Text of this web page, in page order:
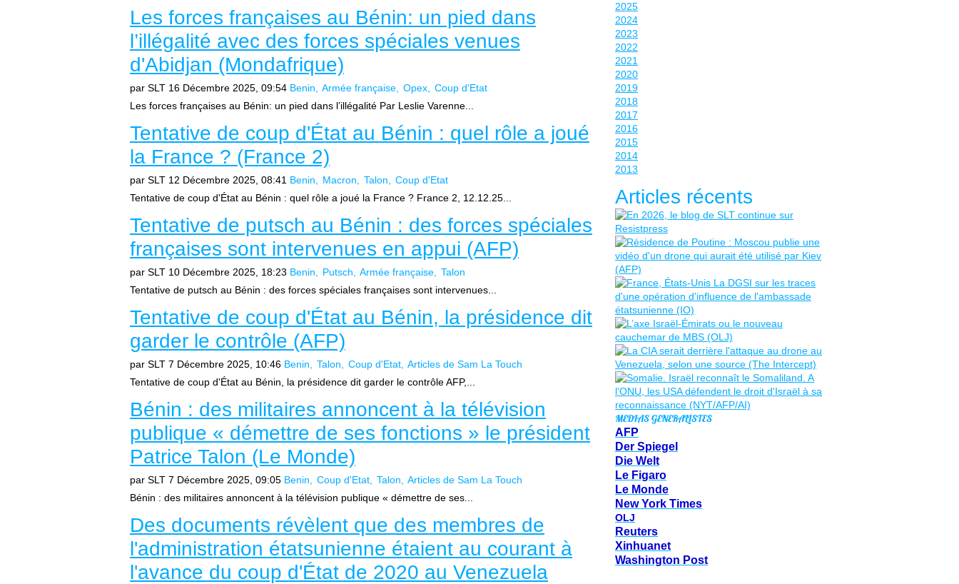
Les forces françaises au Bénin: un pied dans
l’illégalité avec des forces spéciales venues
d'Abidjan (Mondafrique)
par SLT 16 Décembre 2025, 09:54 Benin Armée française Opex
Coup d'Etat
Les forces françaises au Bénin: un pied dans l’illégalité Par Leslie Varenne...
Tentative de coup d'État au Bénin : quel rôle a joué
la France ? (France 2)
par SLT 12 Décembre 2025, 08:41 Benin Macron Talon
Coup d'Etat
Tentative de coup d'État au Bénin : quel rôle a joué la France ? France 2, 12.12.25...
Tentative de putsch au Bénin : des forces spéciales
françaises sont intervenues en appui (AFP)
par SLT 10 Décembre 2025, 18:23 Benin Putsch Armée française
Talon
Tentative de putsch au Bénin : des forces spéciales françaises sont intervenues...
Tentative de coup d'État au Bénin, la présidence dit
garder le contrôle (AFP)
par SLT 7 Décembre 2025, 10:46 Benin Talon Coup d'Etat Articles de Sam La Touch
Tentative de coup d'État au Bénin, la présidence dit garder le contrôle AFP,...
Bénin : des militaires annoncent à la télévision
publique « démettre de ses fonctions » le président
Patrice Talon (Le Monde)
par SLT 7 Décembre 2025, 09:05 Benin Coup d'Etat Talon
Articles de Sam La Touch
Bénin : des militaires annoncent à la télévision publique « démettre de ses...
Des documents révèlent que des membres de
l'administration étatsunienne étaient au courant à
l'avance du coup d'État de 2020 au Venezuela
2025
2024
2023
2022
2021
2020
2019
2018
2017
2016
2015
2014
2013
Articles récents
MEDIAS GENERALISTES
AFP
Der Spiegel
Die Welt
Le Figaro
Le Monde
New York Times
OLJ
Reuters
Xinhuanet
Washington Post